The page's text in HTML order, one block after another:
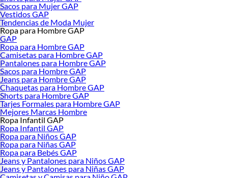
Sacos para Mujer GAP
Vestidos GAP
Tendencias de Moda Mujer
Ropa para Hombre GAP
GAP
Ropa para Hombre GAP
Camisetas para Hombre GAP
Pantalones para Hombre GAP
Sacos para Hombre GAP
Jeans para Hombre GAP
Chaquetas para Hombre GAP
Shorts para Hombre GAP
Tarjes Formales para Hombre GAP
Mejores Marcas Hombre
Ropa Infantil GAP
Ropa Infantil GAP
Ropa para Niños GAP
Ropa para Niñas GAP
Ropa para Bebés GAP
Jeans y Pantalones para Niños GAP
Jeans y Pantalones para Niñas GAP